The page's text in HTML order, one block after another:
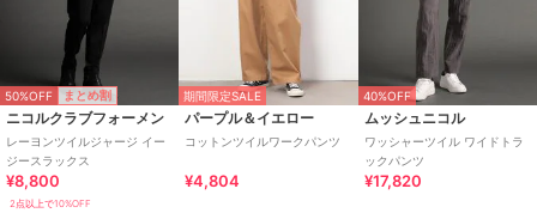
50%OFF まとめ割
ニコルクラブフォーメン
レーヨンツイルジャージ イー
ジースラックス
¥8,800
2点以上で10%OFF
期間限定SALE
パープル＆イエロー
コットンツイルワークパンツ
¥4,804
40%OFF
ムッシュニコル
ワッシャーツイル ワイドトラ
ックパンツ
¥17,820